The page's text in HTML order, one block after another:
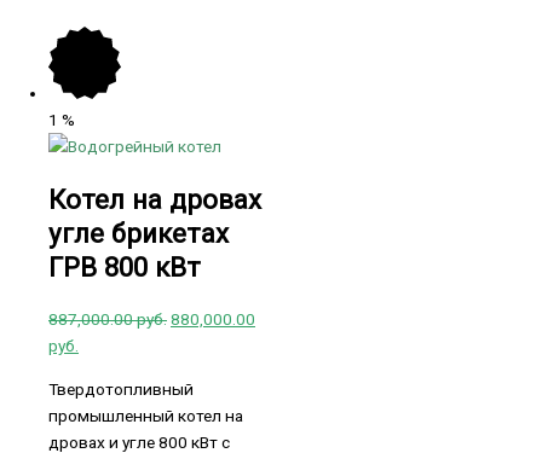
1 %
Котел на дровах
угле брикетах
ГРВ 800 кВт
887,000.00руб.880,000.00
руб.
Твердотопливный
промышленный котел на
дровах и угле 800 кВт с